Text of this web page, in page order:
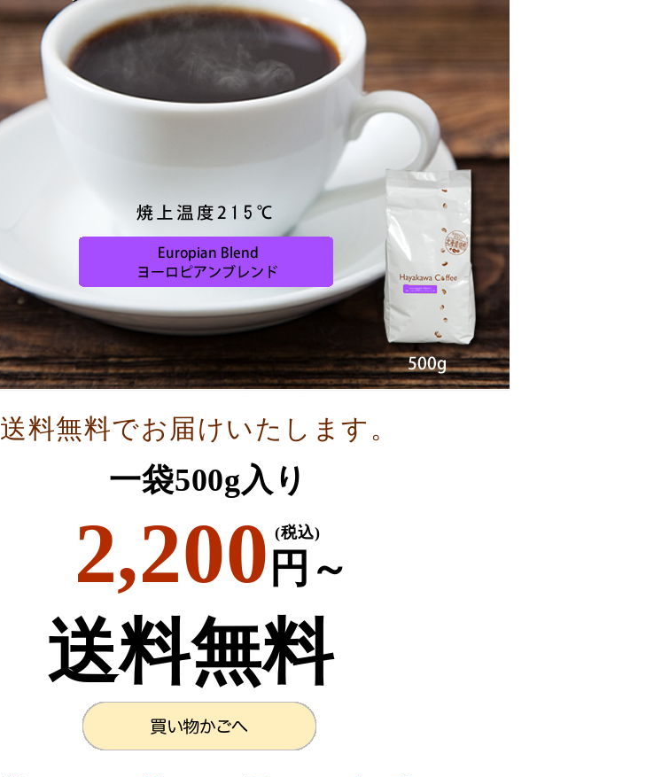
送料無料でお届けいたします。
一袋500g入り
2,200 円～
(税込)
送料無料